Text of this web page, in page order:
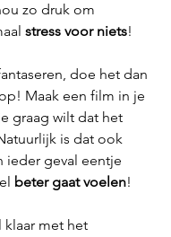
zo druk om
stress voor niets!
doe het dan
Maak een film in je
graag wilt dat het
is dat ook
ieder geval eentje
beter gaat voelen!
klaar met het